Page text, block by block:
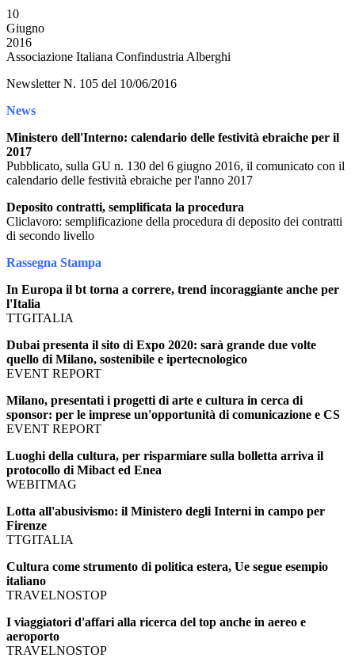
10
Giugno
2016
Associazione Italiana Confindustria Alberghi
Newsletter N. 105 del 10/06/2016
News
Ministero dell'Interno: calendario delle festività ebraiche per il
2017
Pubblicato, sulla GU n. 130 del 6 giugno 2016, il comunicato con il
calendario delle festività ebraiche per l'anno 2017
Deposito contratti, semplificata la procedura
Cliclavoro: semplificazione della procedura di deposito dei contratti
di secondo livello
Rassegna Stampa
In Europa il bt torna a correre, trend incoraggiante anche per
l'Italia
TTGITALIA
Dubai presenta il sito di Expo 2020: sarà grande due volte
quello di Milano, sostenibile e ipertecnologico
EVENT REPORT
Milano, presentati i progetti di arte e cultura in cerca di
sponsor: per le imprese un'opportunità di comunicazione e CS
EVENT REPORT
Luoghi della cultura, per risparmiare sulla bolletta arriva il
protocollo di Mibact ed Enea
WEBITMAG
Lotta all'abusivismo: il Ministero degli Interni in campo per
Firenze
TTGITALIA
Cultura come strumento di politica estera, Ue segue esempio
italiano
TRAVELNOSTOP
I viaggiatori d'affari alla ricerca del top anche in aereo e
aeroporto
TRAVELNOSTOP